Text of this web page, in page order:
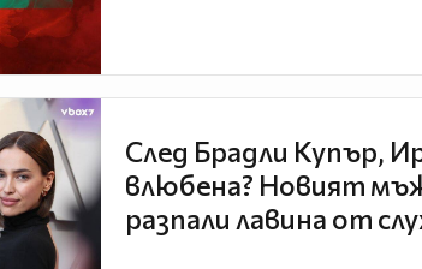
След Брадли Купър,
влюбена? Новият
разпали лавина от